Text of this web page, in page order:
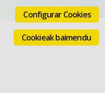
Configurar Cookies
Cookieak baimendu